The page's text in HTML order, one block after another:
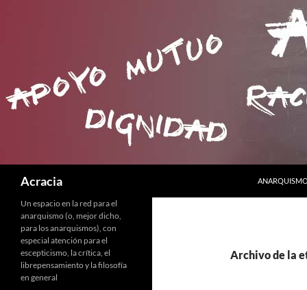
Acracia
Archivo de la
Un espacio en la red para el
anarquismo (o, mejor dicho,
para los anarquismos), con
especial atención para el
escepticismo, la crítica, el
librepensamiento y la filosofía
en general